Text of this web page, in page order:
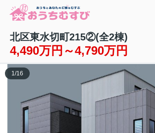
北区東水切町215②(全2棟)
4,490万円～4,790万円
1/16